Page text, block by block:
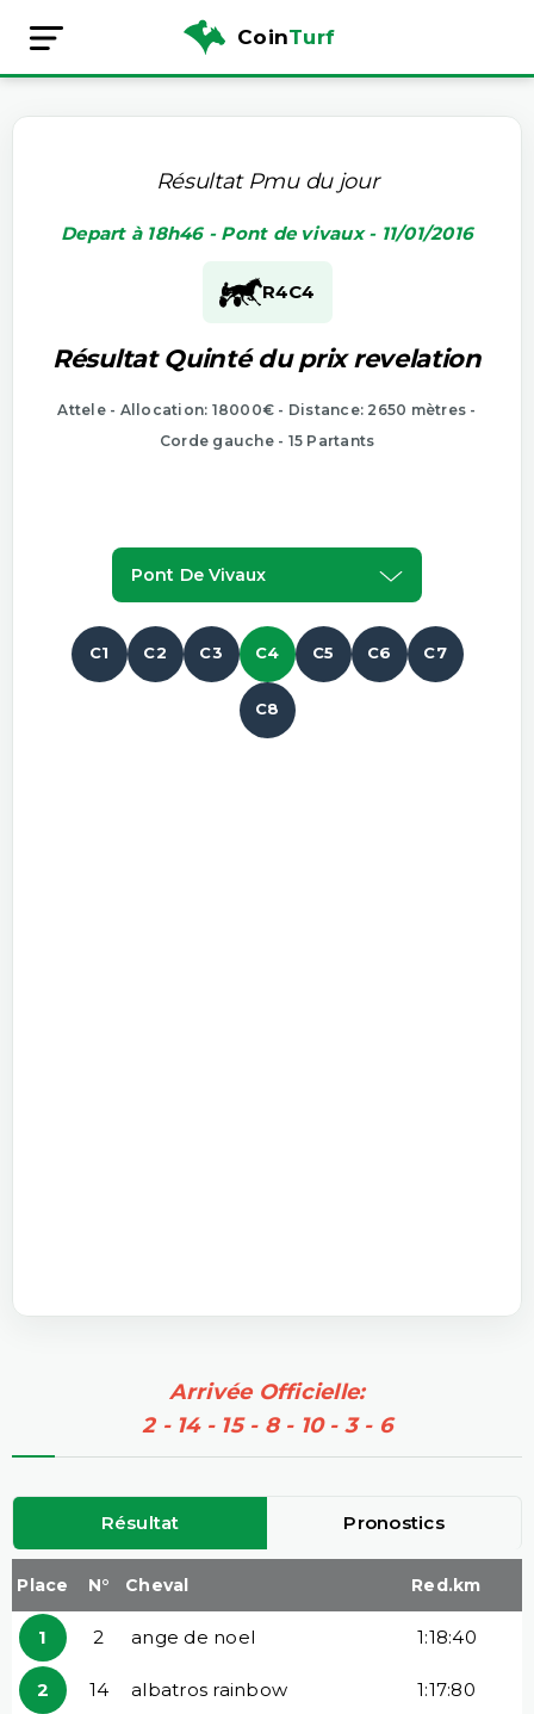
CoinTurf
Résultat Pmu du jour
Depart à 18h46 - Pont de vivaux - 11/01/2016
R4C4
Résultat Quinté du prix revelation
Attele - Allocation: 18000€ - Distance: 2650 mètres -
Corde gauche - 15 Partants
Pont De Vivaux
C1 C2 C3 C4 C5 C6 C7
C8
Arrivée Officielle:
2 - 14 - 15 - 8 - 10 - 3 - 6
Résultat Pronostics
Place N° Cheval Red.km
1 2 ange de noel 1:18:40
2 14 albatros rainbow 1:17:80